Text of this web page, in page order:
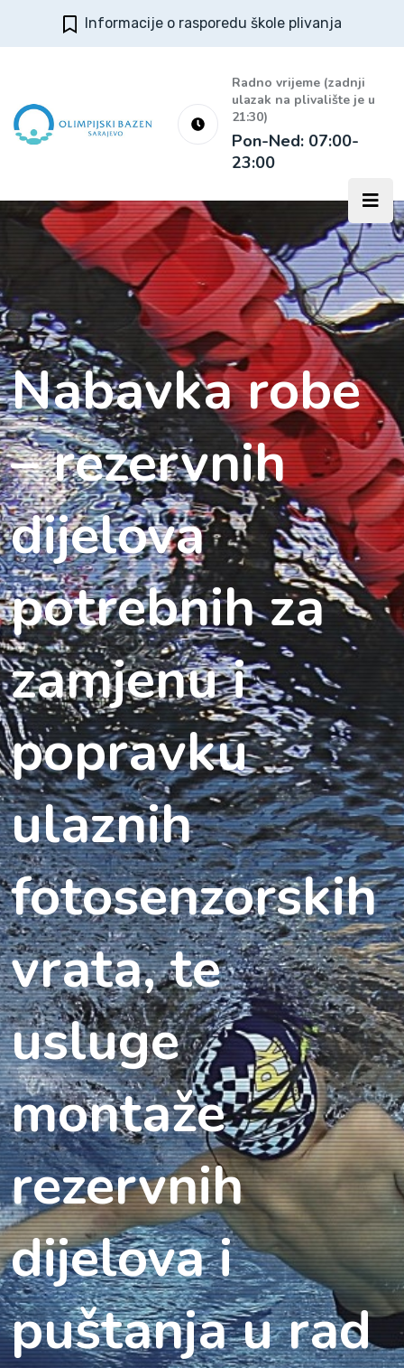
Informacije o rasporedu škole plivanja
Radno vrijeme (zadnji
ulazak na plivalište je u
21:30)
Pon-Ned: 07:00-
23:00
Nabavka robe
– rezervnih
dijelova
potrebnih za
zamjenu i
popravku
ulaznih
fotosenzorskih
vrata, te
usluge
montaže
rezervnih
dijelova i
puštanja u rad